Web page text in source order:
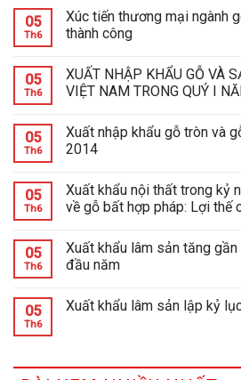
05
Th6
Xúc tiến thương mại ngành
thành công
05
Th6
XUẤT NHẬP KHẨU GỖ VÀ
VIỆT NAM TRONG QUÝ I
05
Th6
Xuất nhập khẩu gỗ tròn và
2014
05
Th6
Xuất khẩu nội thất trong kỷ
về gỗ bất hợp pháp: Lợi thế
05
Th6
Xuất khẩu lâm sản tăng
đầu năm
05
Th6
Xuất khẩu lâm sản lập kỷ